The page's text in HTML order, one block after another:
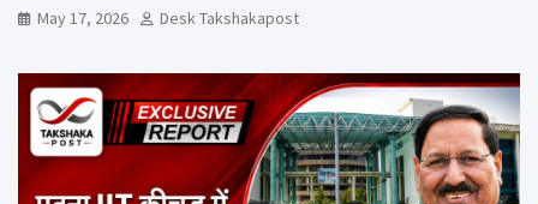
May 17, 2026 Desk Takshakapost